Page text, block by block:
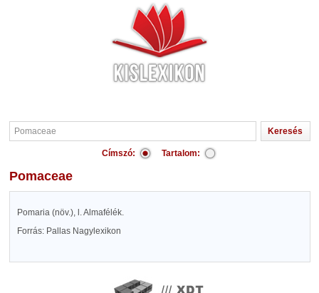
Címszó: Tartalom:
Pomaceae
Pomaria (növ.), l. Almafélék.
Forrás: Pallas Nagylexikon